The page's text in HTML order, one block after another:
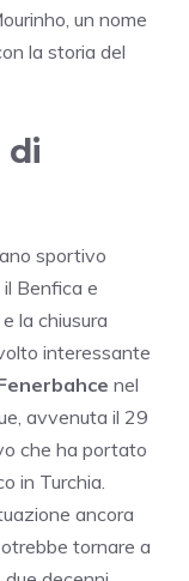
un nome
la storia del
di
sportivo
Benfica e
la chiusura
interessante
nel
avvenuta il 29
che ha portato
in Turchia.
ancora
tornare a